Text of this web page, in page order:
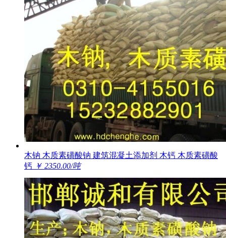
木钠 木质素磺酸钠 建筑混凝土添加剂 木钙 木质素磺酸
钙 ￥ 2350.00/吨